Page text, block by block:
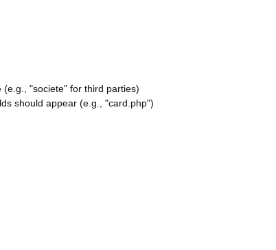
"societe" for third parties)
should appear (e.g., "card.php")